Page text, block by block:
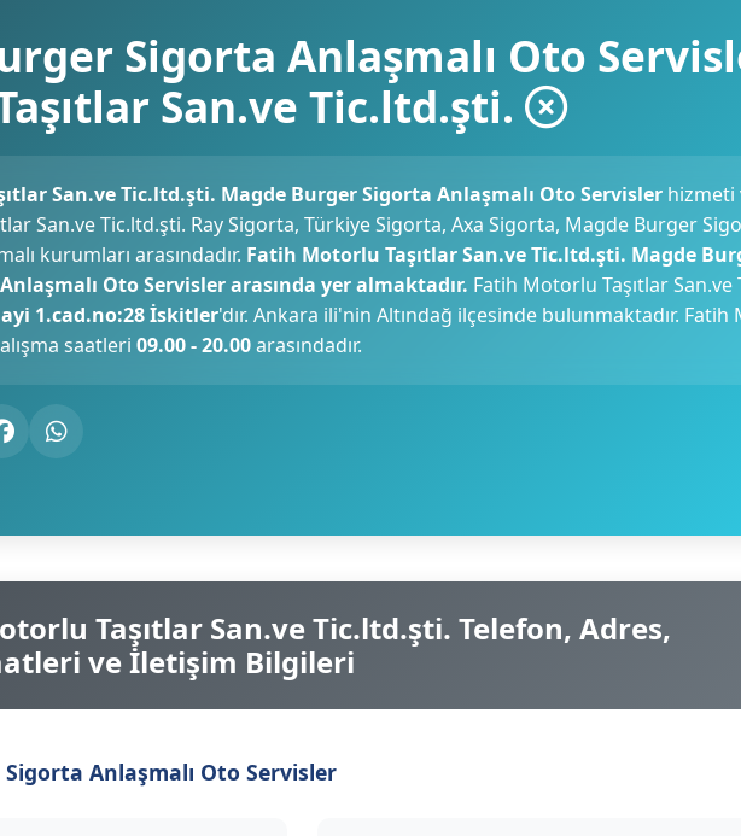
Sigorta Anlaşmalı Oto
San.ve Tic.ltd.şti.
San.ve Tic.ltd.şti. Magde Burger Sigorta Anlaşmalı Oto Servisler hizmeti
San.ve Tic.ltd.şti. Ray Sigorta, Türkiye Sigorta, Axa Sigorta, Magde Burger
kurumları arasındadır. Fatih Motorlu Taşıtlar San.ve Tic.ltd.şti. Magde
Oto Servisler arasında yer almaktadır. Fatih Motorlu Taşıtlar
1.cad.no:28 İskitler'dır. Ankara ili'nin Altındağ ilçesinde bulunmaktadır. Fatih
saatleri 09.00 - 20.00arasındadır.
Taşıtlar San.ve Tic.ltd.şti. Telefon, Adres,
ve İletişim Bilgileri
Anlaşmalı Oto Servisler